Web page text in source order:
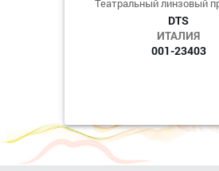
Театральный линзовый
DTS
ИТАЛИЯ
001-23403